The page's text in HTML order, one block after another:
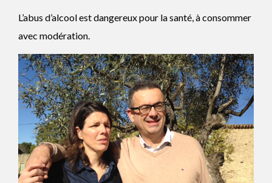
L’abus d’alcool est dangereux pour la santé, à consommer
avec modération.